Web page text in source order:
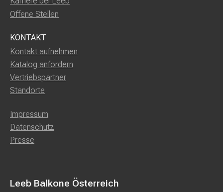
Offene Stellen
KONTAKT
Kontakt aufnehmen
Katalog anfordern
Vertriebspartner
Standorte
Impressum
Datenschutz
Presse
Leeb Balkone Österreich